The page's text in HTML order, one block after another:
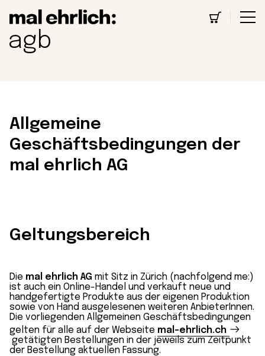
agb
Allgemeine
Geschäftsbedingungen der
mal ehrlich AG
Geltungsbereich
Die mal ehrlich AG mit Sitz in Zürich (nachfolgend me:)
ist auch ein Online-Handel und verkauft neue und
handgefertigte Produkte aus der eigenen Produktion
sowie von Hand ausgelesenen weiteren AnbieterInnen.
Die vorliegenden Allgemeinen Geschäftsbedingungen
gelten für alle auf der Webseite mal-ehrlich.ch
getätigten Bestellungen in der jeweils zum Zeitpunkt
der Bestellung aktuellen Fassung.